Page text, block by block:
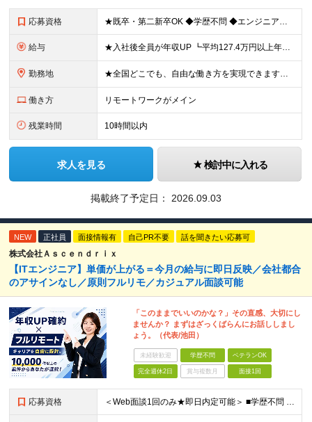
応募資格 ★既卒・第二新卒OK ◆学歴不問 ◆エンジニアとして実務経験をお持ちの方（1年以上） ★意欲重視の採用です！ 「経歴に自信がない」という方も、"今後挑戦したいこと""スキルアップしたいこと"について
給与 ★入社後全員が年収UP ┗平均127.4万円以上年収UP！ ┗最大390万円UPの実績もあり 月給35万円～100万円＋決算賞与＋各種手当 【 給与イメージ 】 ■経験1年以上…月給35万円～＋決
勤務地 ★全国どこでも、自由な働き方を実現できます！ 全国のプロジェクト先やフルリモート環境での勤務も可能です。 ＼自由度の高い働き方、叶えます／ □フルリモートで働きたい □ハイブリットに働きたい □家庭
働き方 リモートワークがメイン
残業時間 10時間以内
求人を見る 検討中に入れる
掲載終了予定日： 2026.09.03
NEW 正社員 面接情報有 自己PR不要 話を聞きたい応募可
株式会社Ａｓｃｅｎｄｒｉｘ
【ITエンジニア】単価が上がる＝今月の給与に即日反映／会社都合
のアサインなし／原則フルリモ／カジュアル面談可能
「このままでいいのかな？」その直感、大切にし
ませんか？ まずはざっくばらんにお話ししまし
ょう。（代表/池田）
未経験歓迎 学歴不問 ベテランOK
完全週休2日 賞与複数月 面接1回
応募資格 ＜Web面談1回のみ★即日内定可能＞ ■学歴不問 ■エンジニアとしての実務経験1年以上 （開発・インフラ・技術・工程など不問）